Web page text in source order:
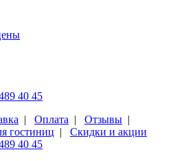
40 45
| Оплата | Отзывы |
гостиниц | Скидки и акции
40 45